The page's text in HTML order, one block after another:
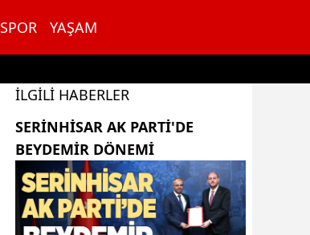
SPOR YAŞAM
İLGILI HABERLER
SERINHISAR AK PARTI'DE
BEYDEMIR DÖNEMI